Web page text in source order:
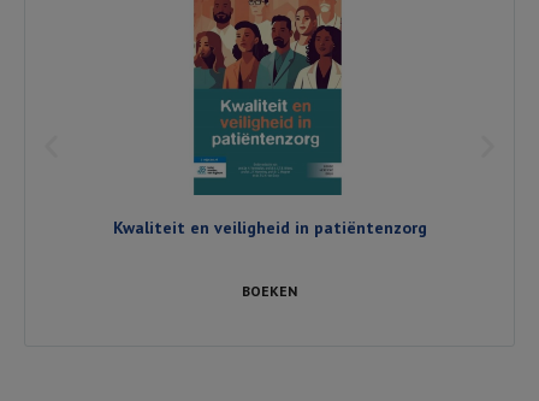
Kwaliteit en veiligheid in patiëntenzorg
BOEKEN